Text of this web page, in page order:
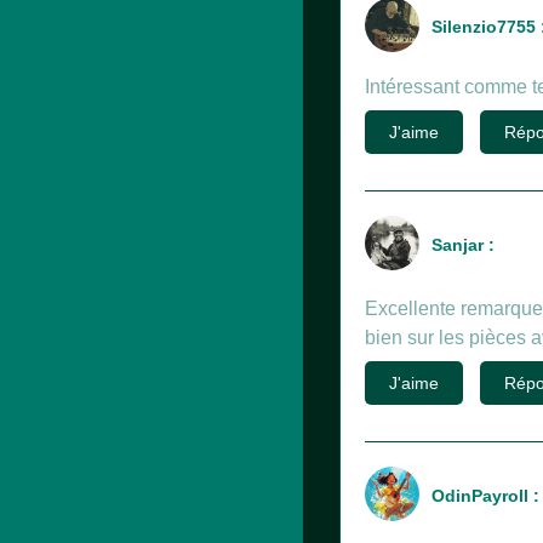
Silenzio7755
Intéressant comme
J'aime
Sanjar :
Excellente
bien sur les pièces
J'aime
OdinPayroll :